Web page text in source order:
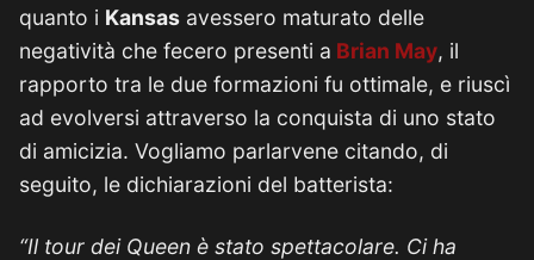
quanto i Kansas avessero maturato delle
negatività che fecero presenti a Brian May, il
rapporto tra le due formazioni fu ottimale, e riuscì
ad evolversi attraverso la conquista di uno stato
di amicizia. Vogliamo parlarvene citando, di
seguito, le dichiarazioni del batterista:
“Il tour dei Queen è stato spettacolare. Ci ha